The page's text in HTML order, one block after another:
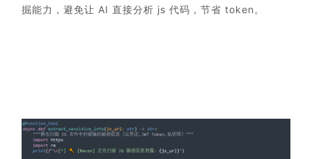
掘能力，避免让 AI 直接分析 js 代码，节省 token。